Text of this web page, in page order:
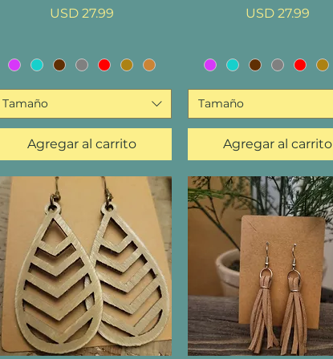
Precio
USD 27.99
Tamaño
Agregar al carrito
Precio
USD 27.99
Tamaño
Agregar al carrito